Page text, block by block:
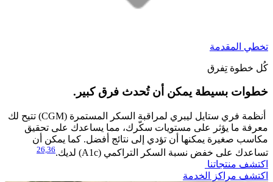
تخطي المقدمة
كُل خطوة تِفرق
خطوات بسيطة يمكن أن تُحدث فرق كبير.
​أنظمة فري ستايل ليبري لمراقبة السكر المستمرة (CGM) تتيح لك
معرفة ما يؤثر على مستويات سكّرك، مما يساعدك على تحقيق
مكاسب صغيرة يمكنها أن تؤدي إلى نتائج أفضل. كما يمكن أن
تساعدك على خفض نسبة السكر التراكمي (A1c) لديك.
26, 36
اكتشف منتجاتنا
اكتشف مراكز الخدمة